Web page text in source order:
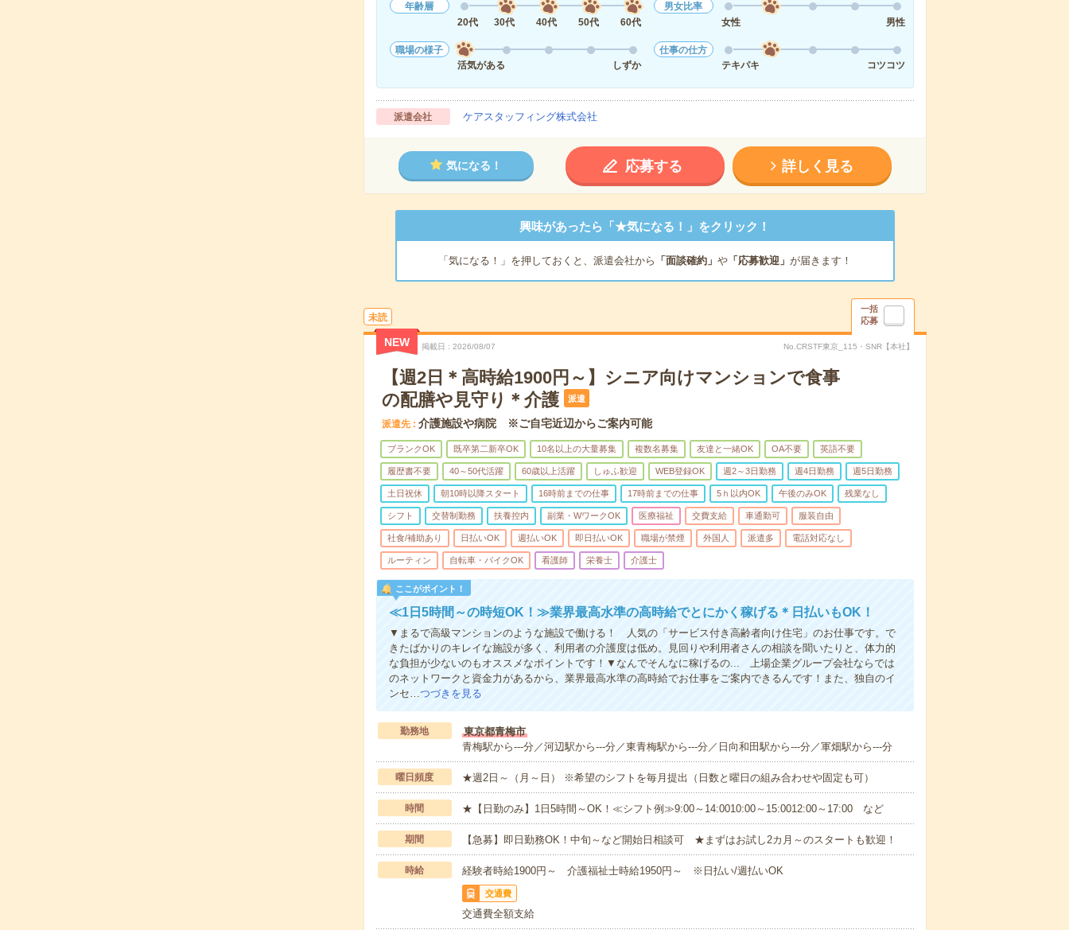
年齢層
20代
30代 40代 50代 60代
男女比率
女性
男性
職場の様子
活気がある
しずか
仕事の仕方
テキパキ
コツコツ
派遣会社 ケアスタッフィング株式会社
気になる！ 応募する 詳しく見る
興味があったら「★気になる！」をクリック！
「気になる！」を押しておくと、派遣会社から 「面談確約」 や「応募歓迎」 が届きます！
未読
一括
応募
NEW 掲載日 2026/08/07 No.CRSTF東京_115・SNR【本社】
【週2日＊高時給1900円～】シニア向けマンションで食事
の配膳や見守り＊介護
派遣
派遣先 介護施設や病院 ※ご自宅近辺からご案内可能
ブランクOK 既卒第二新卒OK 10名以上の大量募集 複数名募集 友達と一緒OK OA不要 英語不要
履歴書不要 40～50代活躍 60歳以上活躍 しゅふ歓迎 WEB登録OK 週2～3日勤務 週4日勤務 週5日勤務
土日祝休 朝10時以降スタート 16時前までの仕事 17時前までの仕事 5ｈ以内OK 午後のみOK 残業なし
シフト 交替制勤務 扶養控内 副業・WワークOK 医療福祉 交費支給 車通勤可 服装自由
社食/補助あり 日払いOK 週払いOK 即日払いOK 職場が禁煙 外国人 派遣多 電話対応なし
ルーティン 自転車・バイクOK 看護師 栄養士 介護士
ここがポイント！
≪1日5時間～の時短OK！≫業界最高水準の高時給でとにかく稼げる＊日払いもOK！
▼まるで高級マンションのような施設で働ける！ 人気の「サービス付き高齢者向け住宅」のお仕事です。で
きたばかりのキレイな施設が多く、利用者の介護度は低め。見回りや利用者さんの相談を聞いたりと、体力的
な負担が少ないのもオススメなポイントです！▼なんでそんなに稼げるの... 上場企業グループ会社ならでは
のネットワークと資金力があるから、業界最高水準の高時給でお仕事をご案内できるんです！また、独自のイ
ンセ…つづきを見る
勤務地
東京都青梅市
青梅駅から---分／河辺駅から---分／東青梅駅から---分／日向和田駅から---分／軍畑駅から---分
曜日頻度 ★週2日～（月～日） ※希望のシフトを毎月提出（日数と曜日の組み合わせや固定も可）
時間 ★【日勤のみ】1日5時間～OK！≪シフト例≫9:00～14:0010:00～15:0012:00～17:00 など
期間 【急募】即日勤務OK！中旬～など開始日相談可 ★まずはお試し2カ月～のスタートも歓迎！
時給 経験者時給1900円～ 介護福祉士時給1950円～ ※日払い/週払いOK
交通費
交通費全額支給